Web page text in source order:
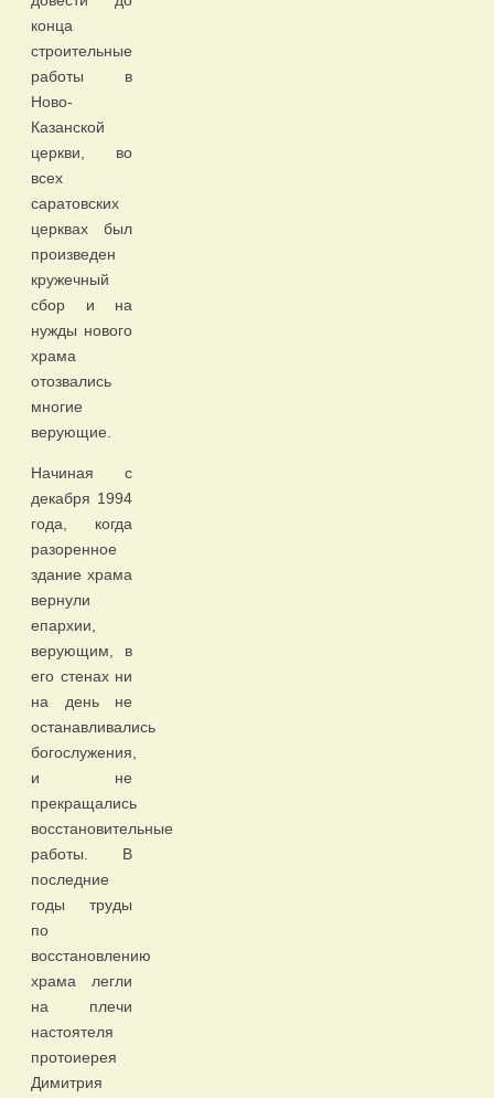
конца
строительные
работы в
Ново-
Казанской
церкви, во
всех
саратовских
церквах был
произведен
кружечный
сбор и на
нужды нового
храма
отозвались
многие
верующие.
Начиная с
декабря 1994
года, когда
разоренное
здание храма
вернули
епархии,
верующим, в
его стенах ни
на день не
останавливались
богослужения,
и не
прекращались
восстановительные
работы. В
последние
годы труды
по
восстановлению
храма легли
на плечи
настоятеля
протоиерея
Димитрия